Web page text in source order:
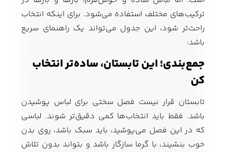
ترکیب‌های مختلف استفاده می‌شود. برای اینکه انتخاب
راحت‌تر شود، این جدول می‌تواند یک راهنمای سریع
باشد:
جمع‌بندی؛ این تابستان، ساده‌تر انتخاب
کن
تابستان قرار نیست فصل سختی برای لباس پوشیدن
باشد. فقط باید انتخاب‌ها کمی دقیق‌تر شوند. لباسی
که در این فصل می‌پوشید، باید سبک باشد، روی بدن
خوب بنشیند، با گرما سازگار باشد و بتواند بدون تلاش